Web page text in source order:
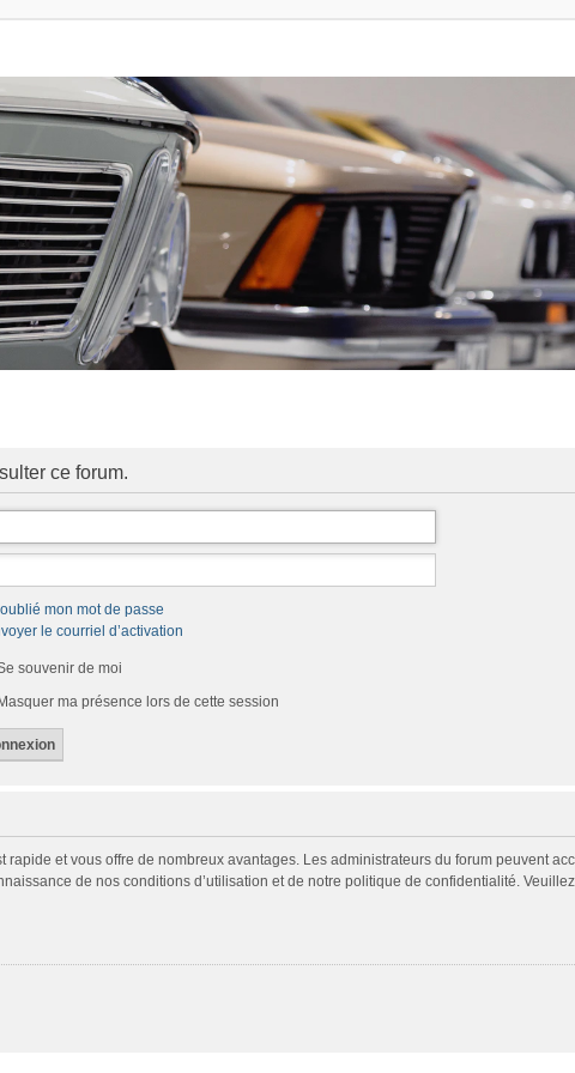
ce forum.
oublié mon mot de passe
le courriel d’activation
souvenir de moi
Masquer ma présence lors de cette session
rapide et vous offre de nombreux avantages. Les administrateurs du forum peuvent
de nos conditions d’utilisation et de notre politique de confidentialité.